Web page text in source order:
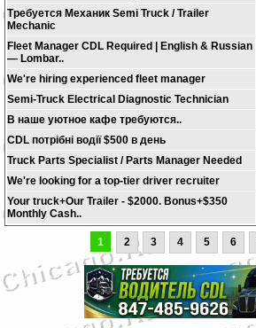
Требуется Механик Semi Truck / Trailer
Mechanic
Fleet Manager CDL Required | English & Russian
— Lombar..
We're hiring experienced fleet manager
Semi-Truck Electrical Diagnostic Technician
В наше уютное кафе требуются..
CDL потрібні водії $500 в день
Truck Parts Specialist / Parts Manager Needed
We're looking for a top-tier driver recruiter
Your truck+Our Trailer - $2000. Bonus+$350
Monthly Cash..
1 2 3 4 5 6